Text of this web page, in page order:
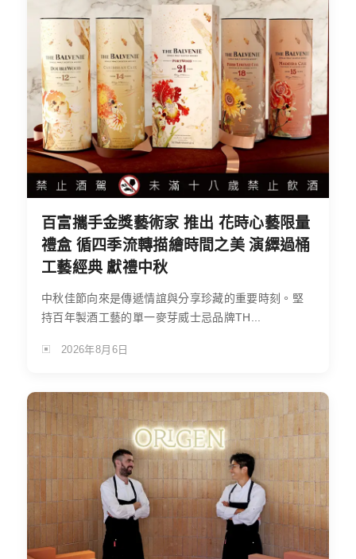
百富攜手金獎藝術家 推出 花時心藝限量
禮盒 循四季流轉描繪時間之美 演繹過桶
工藝經典 獻禮中秋
中秋佳節向來是傳遞情誼與分享珍藏的重要時刻。堅
持百年製酒工藝的單一麥芽威士忌品牌TH...
2026年8月6日